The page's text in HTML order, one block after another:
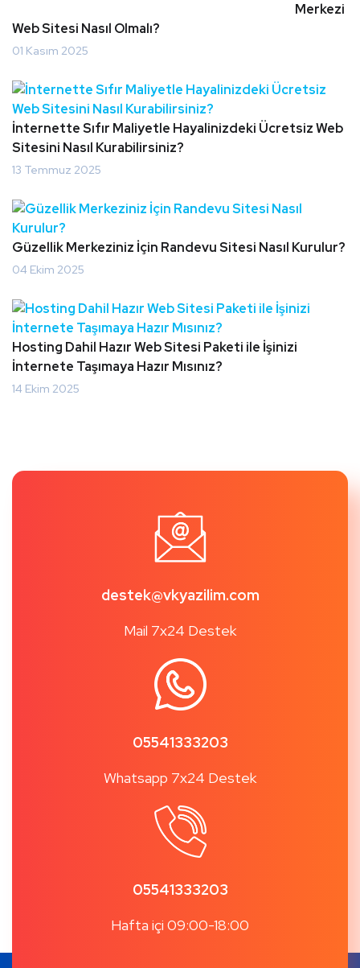
Merkezi
Web Sitesi Nasıl Olmalı?
01 Kasım 2025
İnternette Sıfır Maliyetle Hayalinizdeki Ücretsiz Web
Sitesini Nasıl Kurabilirsiniz?
13 Temmuz 2025
Güzellik Merkeziniz İçin Randevu Sitesi Nasıl Kurulur?
04 Ekim 2025
Hosting Dahil Hazır Web Sitesi Paketi ile İşinizi
İnternete Taşımaya Hazır Mısınız?
14 Ekim 2025
destek@vkyazilim.com
Mail 7x24 Destek
05541333203
Whatsapp 7x24 Destek
05541333203
Hafta içi 09:00-18:00